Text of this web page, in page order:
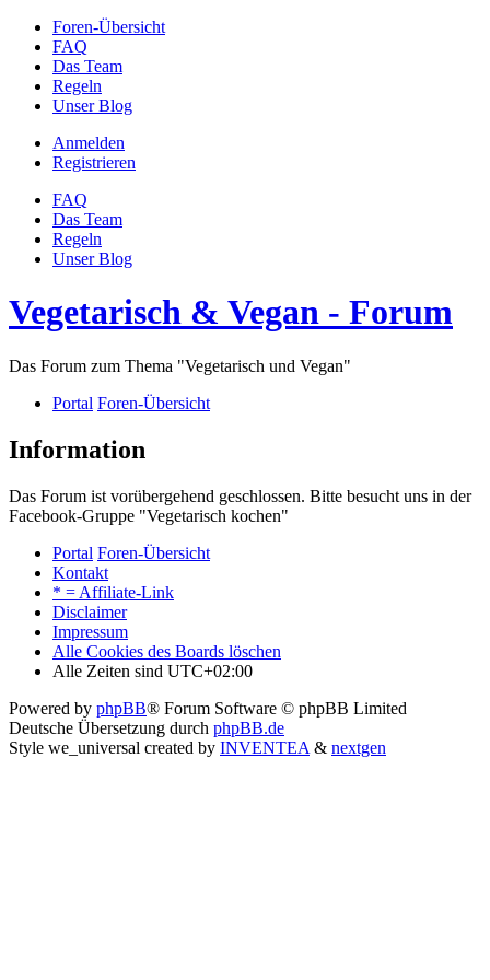
Foren-Übersicht
FAQ
Das Team
Regeln
Unser Blog
Anmelden
Registrieren
FAQ
Das Team
Regeln
Unser Blog
Vegetarisch & Vegan - Forum
Das Forum zum Thema "Vegetarisch und Vegan"
Portal Foren-Übersicht
Information
Das Forum ist vorübergehend geschlossen. Bitte besucht uns in der
Facebook-Gruppe "Vegetarisch kochen"
Portal Foren-Übersicht
Kontakt
* = Affiliate-Link
Disclaimer
Impressum
Alle Cookies des Boards löschen
Alle Zeiten sind UTC+02:00
Powered by phpBB® Forum Software © phpBB Limited
Deutsche Übersetzung durch phpBB.de
Style we_universal created by INVENTEA & nextgen